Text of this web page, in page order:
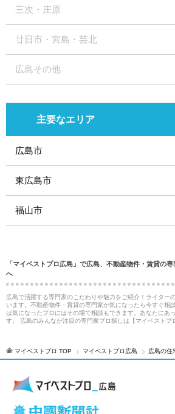
三次・庄原
廿日市・宮島・芸北
広島その他
主要なエリア
広島市
東広島市
福山市
「マイベストプロ広島」で広島、不動産物件・賃貸の
へ
広島で活躍する専門家のこだわりや魅力をご紹介！ライター
います。不動産物件・賃貸の専門家が気になったら今すぐ相
は気になったプロにはその場で相談もできます。あなたにあ
す。 広島のみんなが注目の専門家プロ探しは【マイベストプ
マイベストプロ TOP マイベストプロ広島 広島の住